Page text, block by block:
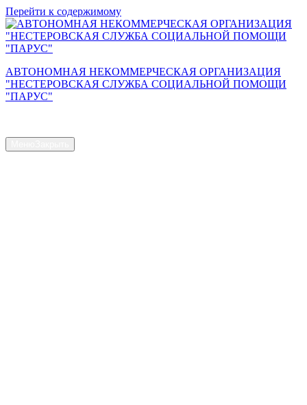
Перейти к содержимому
АВТОНОМНАЯ НЕКОММЕРЧЕСКАЯ ОРГАНИЗАЦИЯ
"НЕСТЕРОВСКАЯ СЛУЖБА СОЦИАЛЬНОЙ ПОМОЩИ
"ПАРУС"